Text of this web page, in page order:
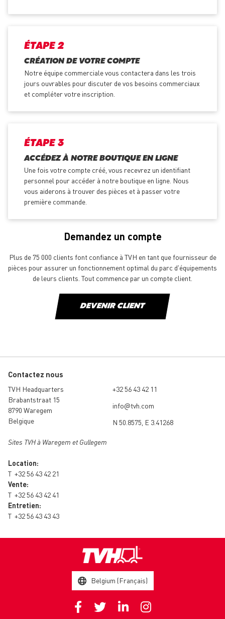
ÉTAPE 2
CRÉATION DE VOTRE COMPTE
Notre équipe commerciale vous contactera dans les trois
jours ouvrables pour discuter de vos besoins commerciaux
et compléter votre inscription.
ÉTAPE 3
ACCÉDEZ À NOTRE BOUTIQUE EN LIGNE
Une fois votre compte créé, vous recevrez un identifiant
personnel pour accéder à notre boutique en ligne. Nous
vous aiderons à trouver des pièces et à passer votre
première commande.
Demandez un compte
Plus de 75 000 clients font confiance à TVH en tant que fournisseur de
pièces pour assurer un fonctionnement optimal du parc d'équipements
de leurs clients. Tout commence par un compte client.
DEVENIR CLIENT
Contactez nous
TVH Headquarters
Brabantstraat 15
8790 Waregem
Belgique
Sites TVH à Waregem et Gullegem
Location:
T +32 56 43 42 21
Vente:
T +32 56 43 42 41
Entretien:
T +32 56 43 43 43
+32 56 43 42 11
info@tvh.com
N 50.8575, E 3.41268
Belgium (Français)